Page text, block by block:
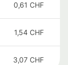
0,61 CHF
1,54 CHF
3,07 CHF